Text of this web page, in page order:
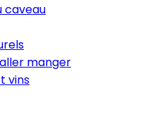
caveau
manger
vins